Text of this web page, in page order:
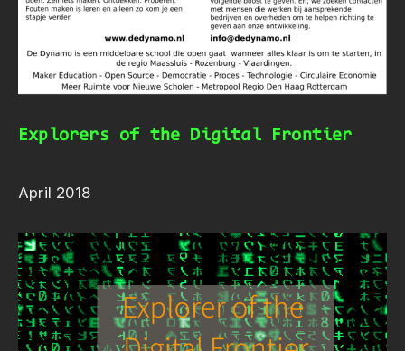
Explorers of the Digital Frontier
April 2018